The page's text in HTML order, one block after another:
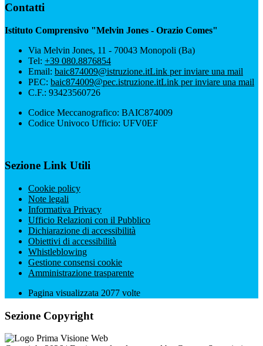
Contatti
Istituto Comprensivo "Melvin Jones - Orazio Comes"
Via Melvin Jones, 11 - 70043 Monopoli (Ba)
Tel: +39 080.8876854
Email: baic874009@istruzione.itLink per inviare una mail
PEC: baic874009@pec.istruzione.itLink per inviare una mail
C.F.: 93423560726
Codice Meccanografico: BAIC874009
Codice Univoco Ufficio: UFV0EF
Sezione Link Utili
Cookie policy
Note legali
Informativa Privacy
Ufficio Relazioni con il Pubblico
Dichiarazione di accessibilità
Obiettivi di accessibilità
Whistleblowing
Gestione consensi cookie
Amministrazione trasparente
Pagina visualizzata 2077 volte
Sezione Copyright